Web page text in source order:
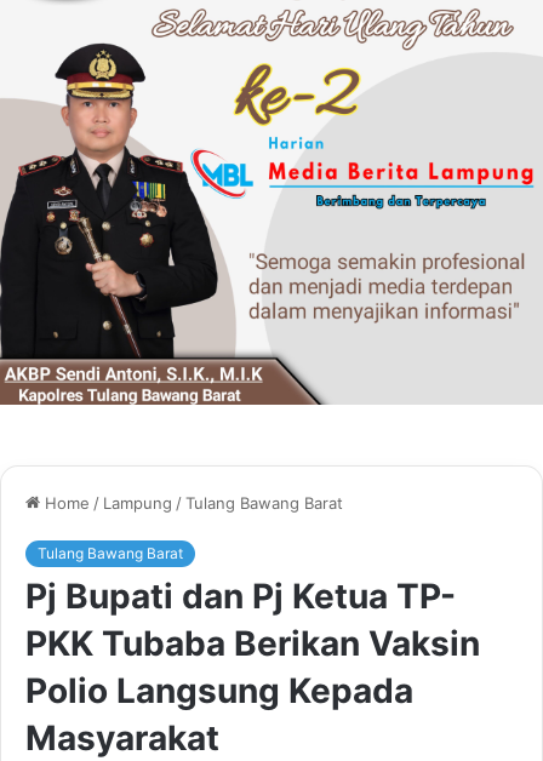
Home / Lampung /Tulang Bawang Barat
Tulang Bawang Barat
Pj Bupati dan Pj Ketua TP-
PKK Tubaba Berikan Vaksin
Polio Langsung Kepada
Masyarakat